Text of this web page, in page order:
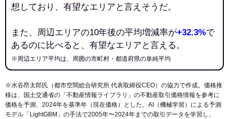
想しており、有望なエリアと言えそうだ。
また、周辺エリアの10年後の平均増減率が+32.3%で
あるのに比べると、有望なエリアと言える。
※周辺エリア平均は、周囲の市町村・都道府県の単純平均
※水谷昂太郎氏（都市空間総合研究所 代表取締役CEO）の協力で作成。価格推
移は、国土交通省の「 不動産情報ライブラリ 」の不動産取引価格情報を参考に
価格を予測、2024年を基準年（現在価格）とした。AI（機械学習）による予測
モデル「LightGBM」の手法で2005年〜2024年までの取引データを学習し、